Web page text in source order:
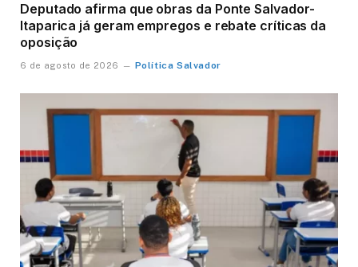
Deputado afirma que obras da Ponte Salvador-
Itaparica já geram empregos e rebate críticas da
oposição
6 de agosto de 2026 Política Salvador